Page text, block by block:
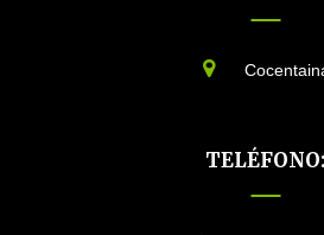
TELÉFONO: